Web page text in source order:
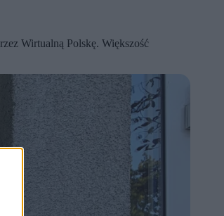
Wirtualną Polskę. Większość